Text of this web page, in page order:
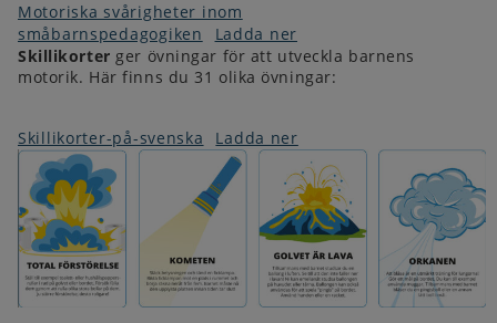
Motoriska svårigheter inom
småbarnspedagogiken
Ladda ner
Skillikorterger övningar för att utveckla barnens
motorik. Här finns du 31 olika övningar:
Skillikorter-på-svenska Ladda ner